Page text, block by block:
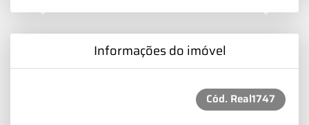
Previous Next
Informações do imóvel
Cód. Real1747